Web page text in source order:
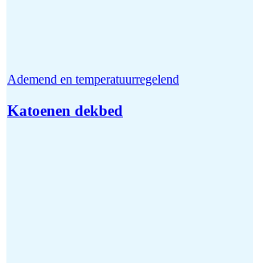
Ademend en temperatuurregelend
Katoenen dekbed